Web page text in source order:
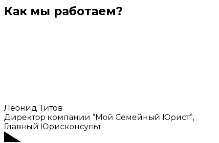
Как мы работаем?
Леонид Титов
Директор компании “Мой Семейный Юрист”,
Главный Юрисконсульт